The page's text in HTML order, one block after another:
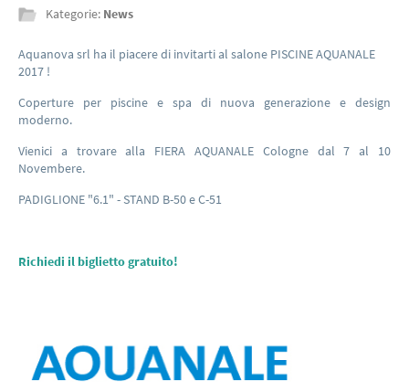
Kategorie: News
Aquanova srl ha il piacere di invitarti al salone PISCINE AQUANALE
2017 !
Coperture per piscine e spa di nuova generazione e design
moderno.
Vienici a trovare alla FIERA AQUANALE Cologne dal 7 al 10
Novembere.
PADIGLIONE "6.1" - STAND B-50 e C-51
Richiedi il biglietto gratuito!